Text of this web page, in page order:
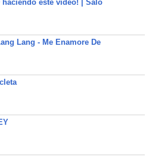
haciendo este video! | Salo
Lang - Me Enamore De